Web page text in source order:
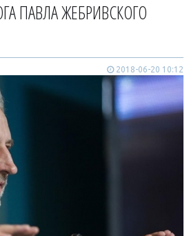
ПАВЛА ЖЕБРИВСКОГО
2018-06-20 10:12